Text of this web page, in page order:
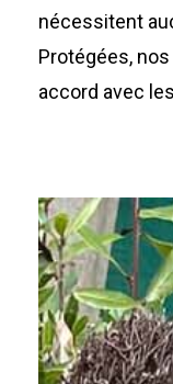
nécessitent
Protégées,
accord avec
Paire
de
Fougères
Malakula
Vanuatu